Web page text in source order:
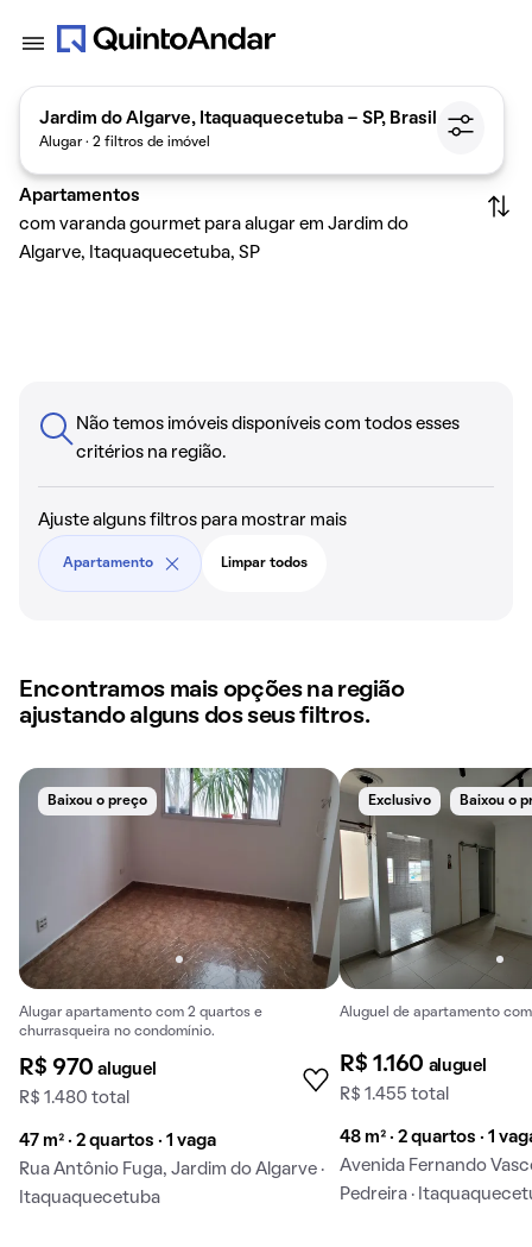
Jardim do Algarve, Itaquaquecetuba - SP, Brasil
Alugar · 2 filtros de imóvel
Apartamentos
com varanda gourmet para alugar em Jardim do
Algarve, Itaquaquecetuba, SP
Não temos imóveis disponíveis com todos esses
critérios na região.
Ajuste alguns filtros para mostrar mais
Apartamento Limpar todos
Encontramos mais opções na região
ajustando alguns dos seus filtros.
Baixou o preço
Alugar apartamento com 2 quartos e
churrasqueira no condomínio.
R$ 970aluguel
R$ 1.480 total
47 m² · 2 quartos · 1 vaga
Rua Antônio Fuga, Jardim do Algarve ·
Itaquaquecetuba
Exclusivo Baixou o
Aluguel de apartamento
R$ 1.160 aluguel
R$ 1.455 total
48 m² · 2 quartos · 1
Avenida Fernando
Pedreira ·